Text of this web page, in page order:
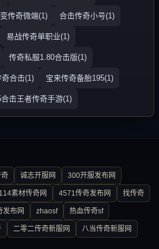
传奇微端(1) 合击传奇小号(1)
易战传奇单职业(1)
传奇私服1.80合击版(1)
合击(1) 宝来传奇备胎195(1)
合击王者传奇手游(1)
诚志开服网 300开服发布网
114素材传奇网 4571传奇发布网 找传奇
发布网 zhaosf 热血传奇sf
二零二传奇新服网 八当传奇新服网